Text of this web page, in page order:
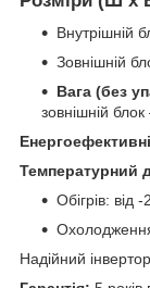
Внутрішній
Зовнішній
Вага (без
зовнішній блок
Температурний
Обігрів: від
Надійний